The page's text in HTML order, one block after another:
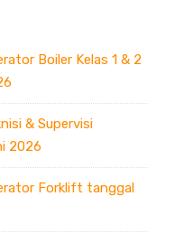
Boiler Kelas 1 & 2
& Supervisi
2026
Forklift tanggal